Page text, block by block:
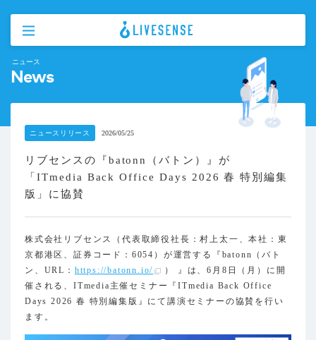
ニュース
News
ニュースリリース 2026/05/25
リブセンスの『batonn（バトン）』が
「ITmedia Back Office Days 2026 春 特別編集
版」に協賛
株式会社リブセンス（代表取締役社長：村上太一、本社：東
京都港区、証券コード：6054）が運営する『batonn（バト
ン、URL： https://batonn.io/
） 』は、6月8日（月）に開
催される、ITmedia主催セミナー『ITmedia Back Office
Days 2026 春 特別編集版』にて講演セミナーの協賛を行い
ます。